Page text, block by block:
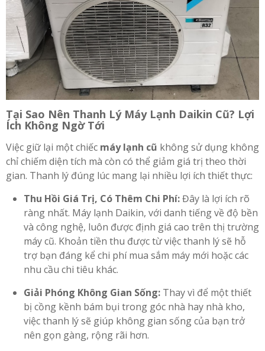
Tại Sao Nên Thanh Lý Máy Lạnh Daikin Cũ? Lợi
Ích Không Ngờ Tới
Việc giữ lại một chiếc máy lạnh cũ không sử dụng không
chỉ chiếm diện tích mà còn có thể giảm giá trị theo thời
gian. Thanh lý đúng lúc mang lại nhiều lợi ích thiết thực:
Thu Hồi Giá Trị, Có Thêm Chi Phí:Đây là lợi ích rõ
ràng nhất. Máy lạnh Daikin, với danh tiếng về độ bền
và công nghệ, luôn được định giá cao trên thị trường
máy cũ. Khoản tiền thu được từ việc thanh lý sẽ hỗ
trợ bạn đáng kể chi phí mua sắm máy mới hoặc các
nhu cầu chi tiêu khác.
Giải Phóng Không Gian Sống: Thay vì để một thiết
bị cồng kềnh bám bụi trong góc nhà hay nhà kho,
việc thanh lý sẽ giúp không gian sống của bạn trở
nên gọn gàng, rộng rãi hơn.